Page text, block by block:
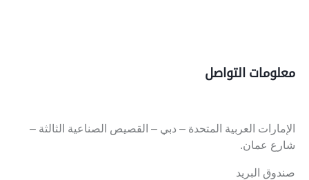
معلومات التواصل
الإمارات العربية المتحدة – دبي – القصيص الصناعية الثالثة –
شارع عمان.
صندوق البريد